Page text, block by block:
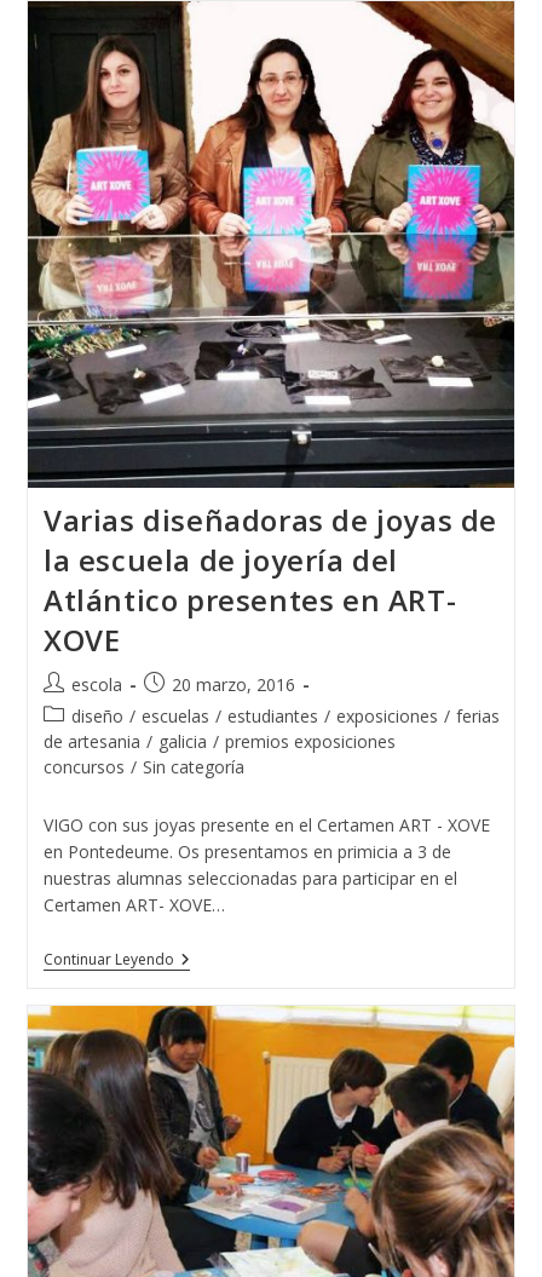
De
Joyería
Del
Atlántico
En
República
Dominicana
Varias diseñadoras de joyas de
la escuela de joyería del
Atlántico presentes en ART-
XOVE
Autor
de
la
entrada:
escola
Publicación
de
la
entrada:
20 marzo, 2016
Categoría
de
la
diseño / escuelas / estudiantes / exposiciones / ferias
de artesania / galicia / premios exposiciones
concursos / Sin categoría
VIGO con sus joyas presente en el Certamen ART - XOVE
en Pontedeume. Os presentamos en primicia a 3 de
nuestras alumnas seleccionadas para participar en el
Certamen ART- XOVE…
Continuar LeyendoVarias
Diseñadoras
Joyas
De
La
Escuela
De
Joyería
Del
Atlántico
Presentes
En
ART-
XOVE